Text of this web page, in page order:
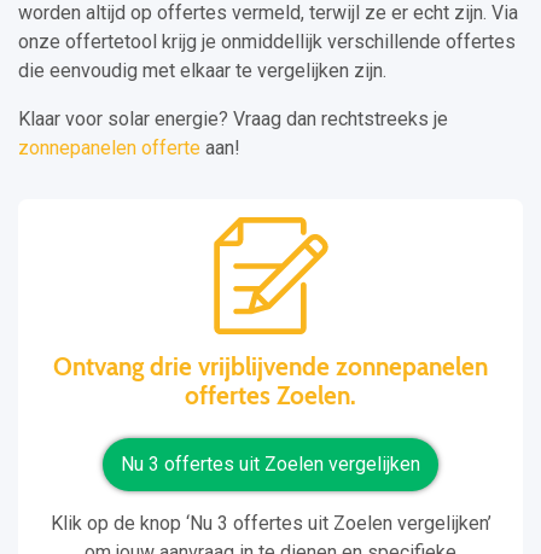
worden altijd op offertes vermeld, terwijl ze er echt zijn. Via
onze offertetool krijg je onmiddellijk verschillende offertes
die eenvoudig met elkaar te vergelijken zijn.
Klaar voor solar energie? Vraag dan rechtstreeks je
zonnepanelen offerte aan!
Ontvang drie vrijblijvende zonnepanelen
offertes Zoelen.
Nu 3 offertes uit Zoelen vergelijken
Klik op de knop ‘Nu 3 offertes uit Zoelen vergelijken’